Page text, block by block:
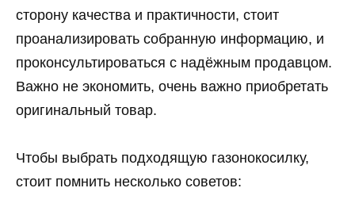
сторону качества и практичности, стоит
проанализировать собранную информацию, и
проконсультироваться с надёжным продавцом.
Важно не экономить, очень важно приобретать
оригинальный товар.
Чтобы выбрать подходящую газонокосилку,
стоит помнить несколько советов: